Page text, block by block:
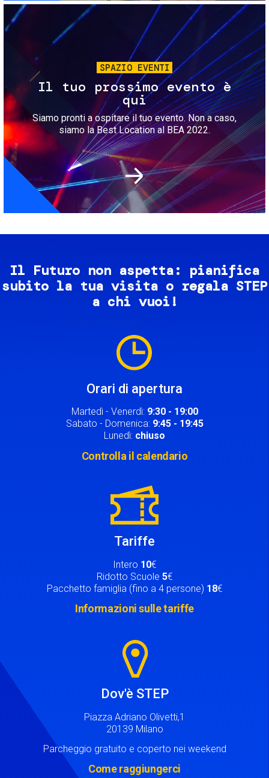
Immagine
SPAZIO EVENTI
Il tuo prossimo evento è
qui
Siamo pronti a ospitare il tuo evento. Non a caso,
siamo la Best Location al BEA 2022.
Il Futuro non aspetta: pianifica
subito la tua visita o regala STEP
a chi vuoi!
Orari di apertura
Martedì - Venerdì: 9:30 - 19:00
Sabato - Domenica: 9:45 - 19:45
Lunedì: chiuso
Controlla il calendario
Tariffe
Intero 10€
Ridotto Scuole 5€
Pacchetto famiglia (fino a 4 persone) 18€
Informazioni sulle tariffe
Dov'è STEP
Piazza Adriano Olivetti,1
20139 Milano
Parcheggio gratuito e coperto nei weekend
Come raggiungerci